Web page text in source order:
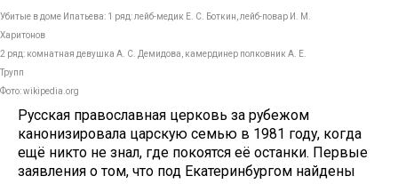
Убитые в доме Ипатьева: 1 ряд: лейб-медик Е. С. Боткин, лейб-повар И. М.
Харитонов
2 ряд: комнатная девушка А. С. Демидова, камердинер полковник А. Е.
Трупп
Фото: wikipedia.org
Русская православная церковь за рубежом
канонизировала царскую семью в 1981 году, когда
ещё никто не знал, где покоятся её останки. Первые
заявления о том, что под Екатеринбургом найдены